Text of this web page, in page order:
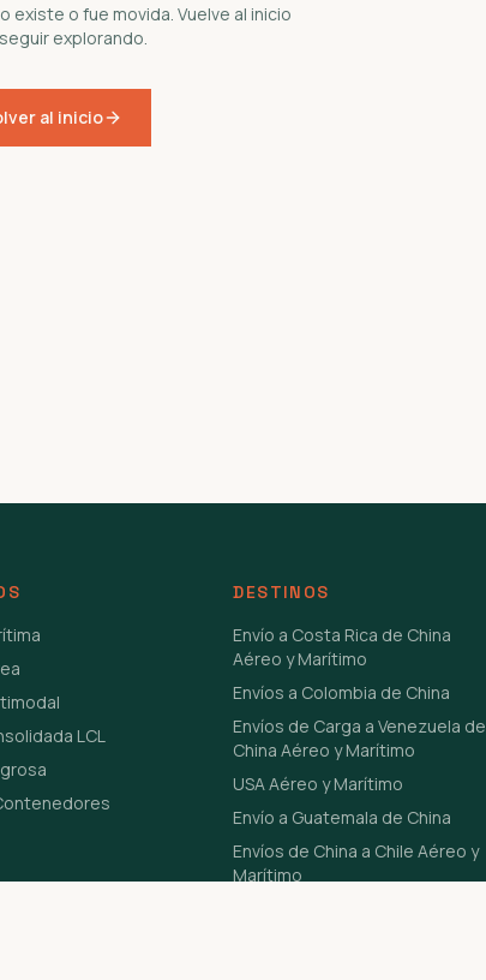
existe o fue movida. Vuelve al inicio
explorando.
al inicio
LCL
DESTINOS
Envío a Costa Rica de China
Aéreo y Marítimo
Envíos a Colombia de China
Envíos de Carga a Venezuela de
China Aéreo y Marítimo
USA Aéreo y Marítimo
Envío a Guatemala de China
Envíos de China a Chile Aéreo y
Marítimo